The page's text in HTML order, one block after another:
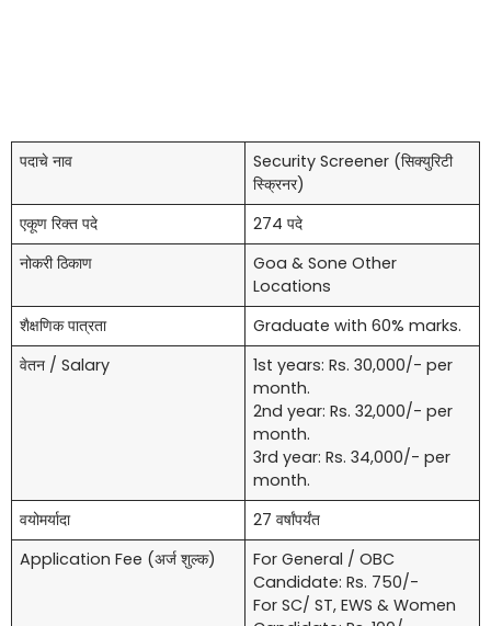
पदाचे नाव
Security Screener (सिक्युरिटी
स्क्रिनर)
एकूण रिक्त पदे
274 पदे
नोकरी ठिकाण
Goa & Sone Other
Locations
शैक्षणिक पात्रता
Graduate with 60% marks.
वेतन / Salary
1st years: Rs. 30,000/- per
month.
2nd year: Rs. 32,000/- per
month.
3rd year: Rs. 34,000/- per
month.
वयोमर्यादा
27 वर्षांपर्यंत
Application Fee (अर्ज शुल्क)
For General / OBC
Candidate: Rs. 750/-
For SC/ ST, EWS & Women